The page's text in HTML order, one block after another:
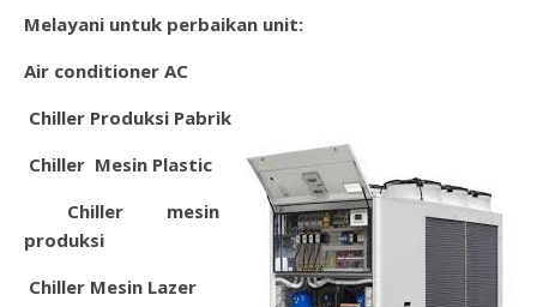
Melayani untuk perbaikan unit:
Air conditioner AC
Chiller Produksi Pabrik
Chiller Mesin Plastic
Chiller mesin
produksi
Chiller Mesin Lazer